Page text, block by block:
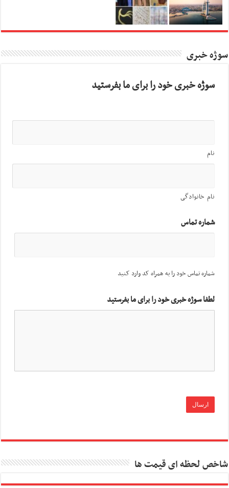
سوژه خبری
سوژه خبری خود را برای ما بفرستید
نام
نام خانوادگی
شماره تماس
شماره تماس خود را به همراه کد وارد کنید
لطفا سوژه خبری خود را برای ما بفرستید
شاخص لحظه ای قیمت ها